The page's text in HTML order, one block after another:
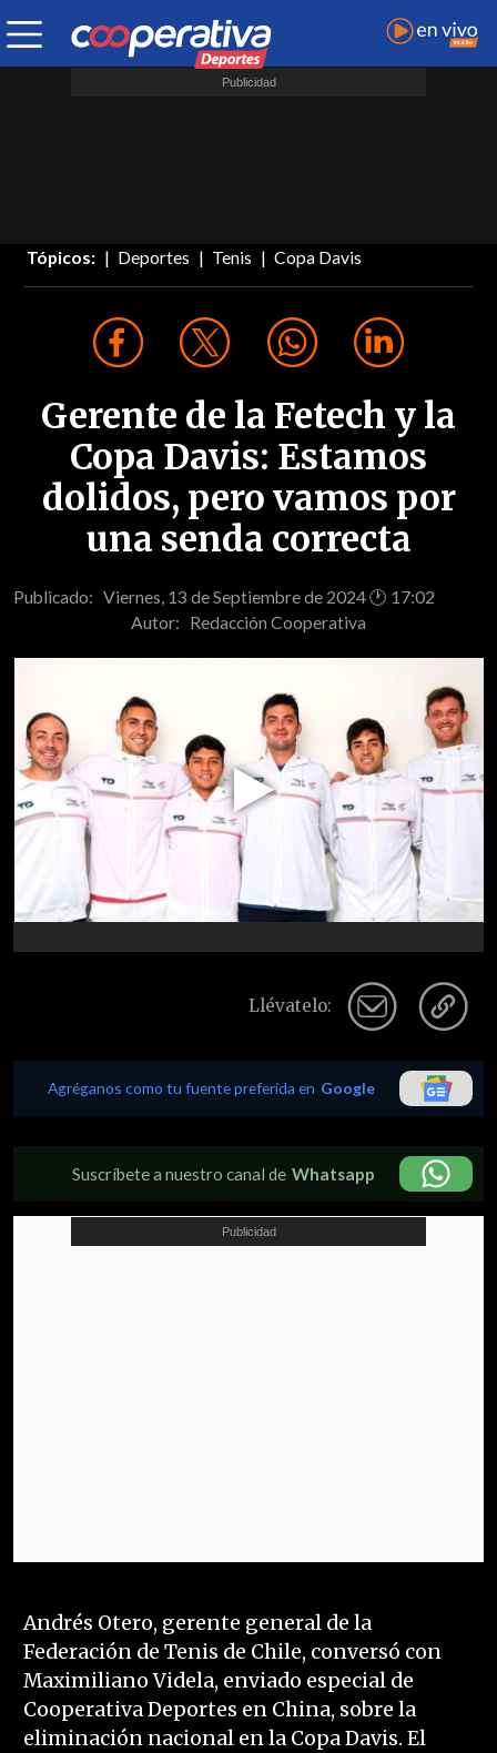
Tópicos: Deportes Tenis Copa Davis
Gerente de la Fetech y la
Copa Davis: Estamos
dolidos, pero vamos por
una senda correcta
Publicado: Viernes, 13 de Septiembre de 2024 🕐 17:02
Autor: Redacción Cooperativa
Play
Video
Llévatelo:
Agréganos como tu fuente preferida en Google
Suscríbete a nuestro canal de Whatsapp
Andrés Otero, gerente general de la
Federación de Tenis de Chile, conversó con
Maximiliano Videla, enviado especial de
Cooperativa Deportes en China, sobre la
eliminación nacional en la Copa Davis. El